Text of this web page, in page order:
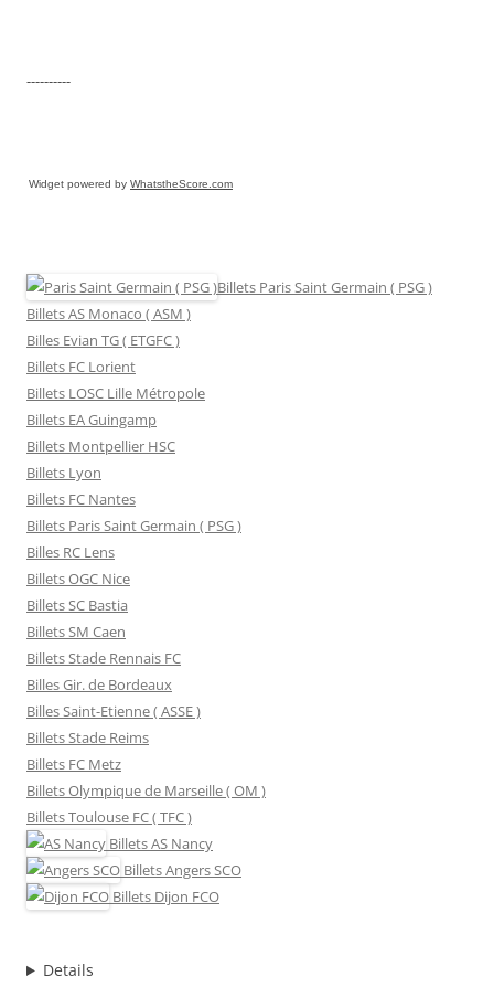
----------
Widget powered by WhatstheScore.com
Billets Paris Saint Germain ( PSG )
Billets AS Monaco ( ASM )
Billes Evian TG ( ETGFC )
Billets FC Lorient
Billets LOSC Lille Métropole
Billets EA Guingamp
Billets Montpellier HSC
Billets Lyon
Billets FC Nantes
Billets Paris Saint Germain ( PSG )
Billes RC Lens
Billets OGC Nice
Billets SC Bastia
Billets SM Caen
Billets Stade Rennais FC
Billes Gir. de Bordeaux
Billes Saint-Etienne ( ASSE )
Billets Stade Reims
Billets FC Metz
Billets Olympique de Marseille ( OM )
Billets Toulouse FC ( TFC )
BilletsAS Nancy
BilletsAngers SCO
Billets Dijon FCO
Details